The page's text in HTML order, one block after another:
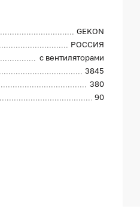
GEKON
РОССИЯ
с вентиляторами
3845
380
90